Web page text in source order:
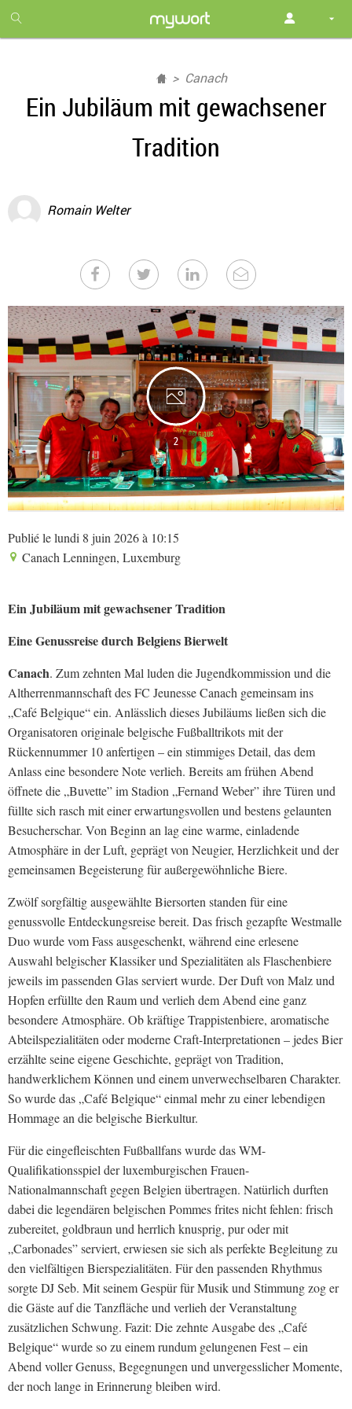
month
free
Canach
Ein Jubiläum mit gewachsener
Tradition
Romain Welter
2
Publié le lundi 8 juin 2026 à 10:15
Canach Lenningen, Luxemburg
Ein Jubiläum mit gewachsener Tradition
Eine Genussreise durch Belgiens Bierwelt
Canach. Zum zehnten Mal luden die Jugendkommission und die
Altherrenmannschaft des FC Jeunesse Canach gemeinsam ins
„Café Belgique“ ein. Anlässlich dieses Jubiläums ließen sich die
Organisatoren originale belgische Fußballtrikots mit der
Rückennummer 10 anfertigen – ein stimmiges Detail, das dem
Anlass eine besondere Note verlieh. Bereits am frühen Abend
öffnete die „Buvette” im Stadion „Fernand Weber” ihre Türen und
füllte sich rasch mit einer erwartungsvollen und bestens gelaunten
Besucherschar. Von Beginn an lag eine warme, einladende
Atmosphäre in der Luft, geprägt von Neugier, Herzlichkeit und der
gemeinsamen Begeisterung für außergewöhnliche Biere.
Zwölf sorgfältig ausgewählte Biersorten standen für eine
genussvolle Entdeckungsreise bereit. Das frisch gezapfte Westmalle
Duo wurde vom Fass ausgeschenkt, während eine erlesene
Auswahl belgischer Klassiker und Spezialitäten als Flaschenbiere
jeweils im passenden Glas serviert wurde. Der Duft von Malz und
Hopfen erfüllte den Raum und verlieh dem Abend eine ganz
besondere Atmosphäre. Ob kräftige Trappistenbiere, aromatische
Abteilspezialitäten oder moderne Craft-Interpretationen – jedes Bier
erzählte seine eigene Geschichte, geprägt von Tradition,
handwerklichem Können und einem unverwechselbaren Charakter.
So wurde das „Café Belgique“ einmal mehr zu einer lebendigen
Hommage an die belgische Bierkultur.
Für die eingefleischten Fußballfans wurde das WM-
Qualifikationsspiel der luxemburgischen Frauen-
Nationalmannschaft gegen Belgien übertragen. Natürlich durften
dabei die legendären belgischen Pommes frites nicht fehlen: frisch
zubereitet, goldbraun und herrlich knusprig, pur oder mit
„Carbonades” serviert, erwiesen sie sich als perfekte Begleitung zu
den vielfältigen Bierspezialitäten. Für den passenden Rhythmus
sorgte DJ Seb. Mit seinem Gespür für Musik und Stimmung zog er
die Gäste auf die Tanzfläche und verlieh der Veranstaltung
zusätzlichen Schwung. Fazit: Die zehnte Ausgabe des „Café
Belgique“ wurde so zu einem rundum gelungenen Fest – ein
Abend voller Genuss, Begegnungen und unvergesslicher Momente,
der noch lange in Erinnerung bleiben wird.